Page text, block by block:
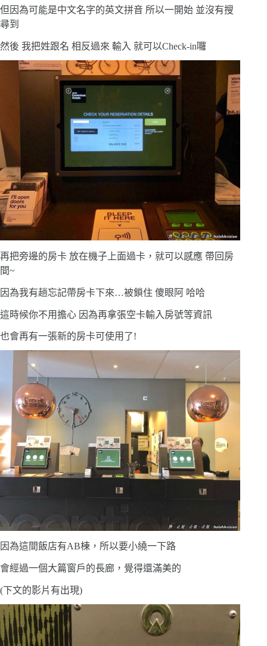
但因為可能是中文名字的英文拼音 所以一開始 並沒有搜
尋到
然後 我把姓跟名 相反過來 輸入 就可以Check-in囉
再把旁邊的房卡 放在機子上面過卡，就可以感應 帶回房
間~
因為我有趟忘記帶房卡下來…被鎖住 傻眼阿 哈哈
這時候你不用擔心 因為再拿張空卡輸入房號等資訊
也會再有一張新的房卡可使用了!
因為這間飯店有AB棟，所以要小繞一下路
會經過一個大篇窗戶的長廊，覺得還滿美的
(下文的影片有出現)